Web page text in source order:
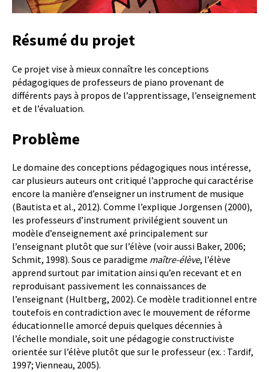
Résumé du projet
Ce projet vise à mieux connaître les conceptions
pédagogiques de professeurs de piano provenant de
différents pays à propos de l’apprentissage, l’enseignement
et de l’évaluation.
Problème
Le domaine des conceptions pédagogiques nous intéresse,
car plusieurs auteurs ont critiqué l’approche qui caractérise
encore la manière d’enseigner un instrument de musique
(Bautista et al., 2012). Comme l’explique Jorgensen (2000),
les professeurs d’instrument privilégient souvent un
modèle d’enseignement axé principalement sur
l’enseignant plutôt que sur l’élève (voir aussi Baker, 2006;
Schmit, 1998). Sous ce paradigme maître-élève, l’élève
apprend surtout par imitation ainsi qu’en recevant et en
reproduisant passivement les connaissances de
l’enseignant (Hultberg, 2002). Ce modèle traditionnel entre
toutefois en contradiction avec le mouvement de réforme
éducationnelle amorcé depuis quelques décennies à
l’échelle mondiale, soit une pédagogie constructiviste
orientée sur l’élève plutôt que sur le professeur (ex. : Tardif,
1997; Vienneau, 2005).